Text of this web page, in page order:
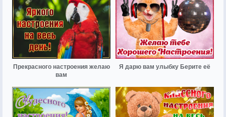
Прекрасного настроения желаю
вам
Я дарю вам улыбку Берите её